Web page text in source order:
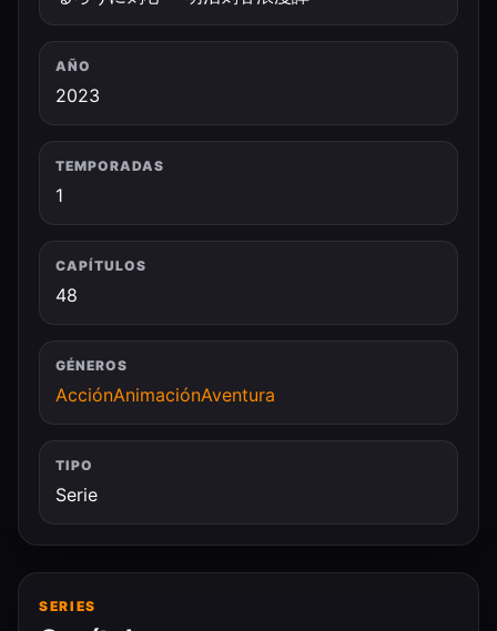
AÑO
2023
TEMPORADAS
1
CAPÍTULOS
48
GÉNEROS
AcciónAnimaciónAventura
TIPO
Serie
SERIES